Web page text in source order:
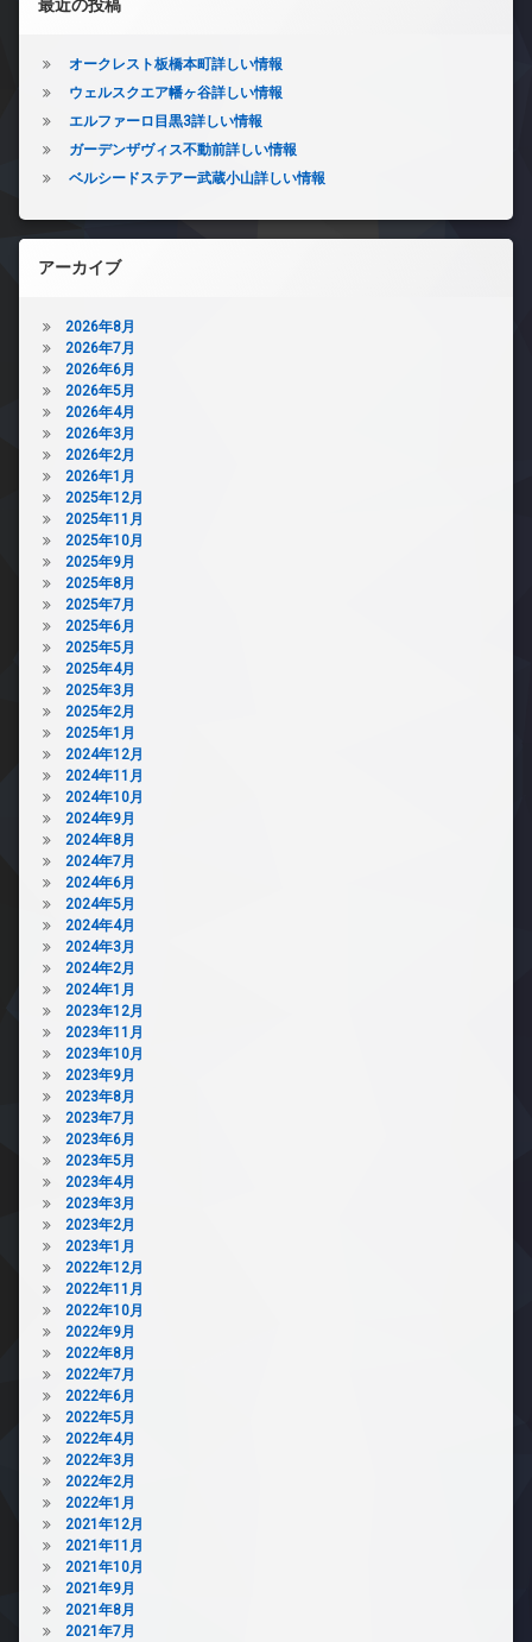
最近の投稿
オークレスト板橋本町詳しい情報
ウェルスクエア幡ヶ谷詳しい情報
エルファーロ目黒3詳しい情報
ガーデンザヴィス不動前詳しい情報
ベルシードステアー武蔵小山詳しい情報
アーカイブ
2026年8月
2026年7月
2026年6月
2026年5月
2026年4月
2026年3月
2026年2月
2026年1月
2025年12月
2025年11月
2025年10月
2025年9月
2025年8月
2025年7月
2025年6月
2025年5月
2025年4月
2025年3月
2025年2月
2025年1月
2024年12月
2024年11月
2024年10月
2024年9月
2024年8月
2024年7月
2024年6月
2024年5月
2024年4月
2024年3月
2024年2月
2024年1月
2023年12月
2023年11月
2023年10月
2023年9月
2023年8月
2023年7月
2023年6月
2023年5月
2023年4月
2023年3月
2023年2月
2023年1月
2022年12月
2022年11月
2022年10月
2022年9月
2022年8月
2022年7月
2022年6月
2022年5月
2022年4月
2022年3月
2022年2月
2022年1月
2021年12月
2021年11月
2021年10月
2021年9月
2021年8月
2021年7月